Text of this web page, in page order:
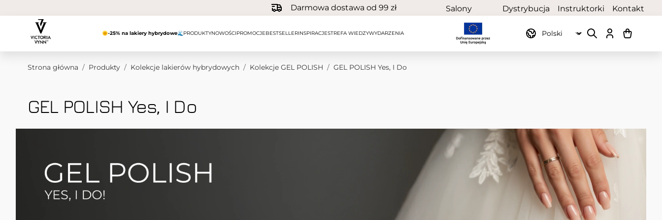
Darmowa dostawa od 99 zł
Salony
partnerskie
Dystrybucja Instruktorki Kontakt
🌞-25% na lakiery hybrydowe🌊 PRODUKTYNOWOŚCIPROMOCJEBESTSELLERINSPIRACJESTREFA WIEDZYWYDARZENIA
Strona główna / Produkty / Kolekcje lakierów hybrydowych / Kolekcje GEL POLISH / GEL POLISH Yes, I Do
GEL POLISH Yes, I Do